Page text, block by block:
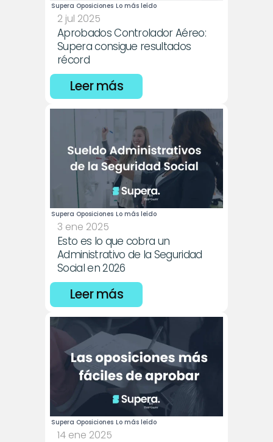
Supera Oposiciones Lo más leído
2 jul 2025
Aprobados Controlador Aéreo:
Supera consigue resultados
récord
Leer más
Supera Oposiciones Lo más leído
3 ene 2025
Esto es lo que cobra un
Administrativo de la Seguridad
Social en 2026
Leer más
Supera Oposiciones Lo más leído
14 ene 2025